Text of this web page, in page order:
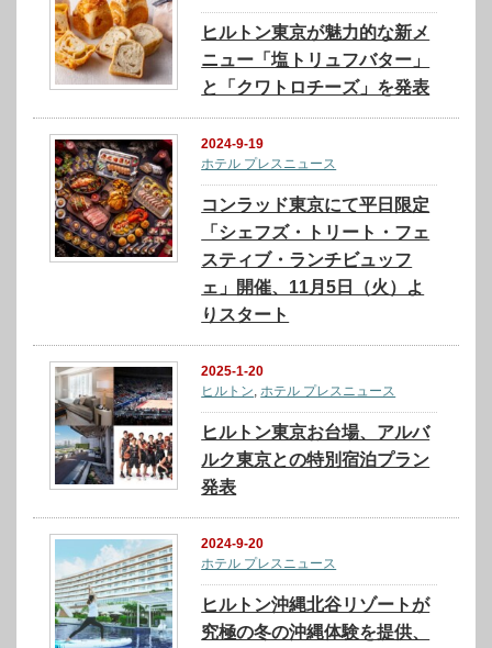
ヒルトン東京が魅力的な新メ
ニュー「塩トリュフバター」
と「クワトロチーズ」を発表
2024-9-19
ホテル プレスニュース
コンラッド東京にて平日限定
「シェフズ・トリート・フェ
スティブ・ランチビュッフ
ェ」開催、11月5日（火）よ
りスタート
2025-1-20
ヒルトン,ホテル プレスニュース
ヒルトン東京お台場、アルバ
ルク東京との特別宿泊プラン
発表
2024-9-20
ホテル プレスニュース
ヒルトン沖縄北谷リゾートが
究極の冬の沖縄体験を提供、